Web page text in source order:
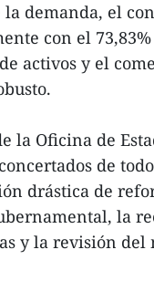
la demanda, el
con el
activos y el
la Oficina de
de
drástica de
la
y la revisión del